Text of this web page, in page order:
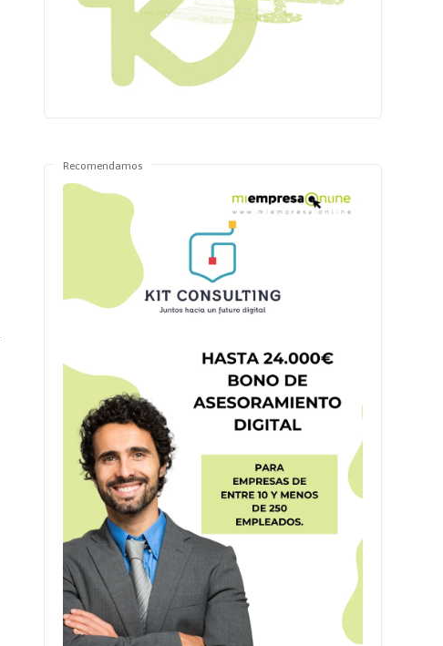
Recomendamos